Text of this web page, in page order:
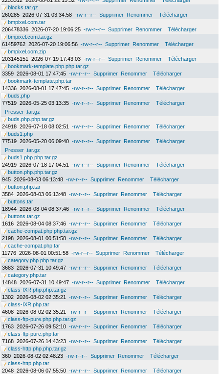
blocks.tar.gz
260285 2026-07-31 03:34:58 -rw-r--r-- Supprimer Renommer
Télécharger
bmpixel.com.tar
206478336 2026-07-20 19:06:25 -rw-r--r-- Supprimer Renommer
Télécharger
bmpixel.com.tar.gz
61459762 2026-07-20 19:06:56 -rw-r--r-- Supprimer Renommer
Télécharger
bmpixel.com.zip
203145151
2026-07-19 17:43:03 -rw-r--r-- Supprimer Renommer
Télécharger
bookmark-template.php.php.tar.gz
3359 2026-08-01 17:47:45 -rw-r--r-- Supprimer Renommer
Télécharger
bookmark-template.php.tar
14336 2026-08-01 17:47:45 -rw-r--r-- Supprimer Renommer
Télécharger
buds.php
77519 2026-05-25 03:13:35 -rw-r--r-- Supprimer Renommer
Télécharger
Presser .tar.gz
buds.php.php.tar.gz
24918 2026-07-18 08:02:51 -rw-r--r-- Supprimer Renommer
Télécharger
buds1.php
77519 2026-05-20 06:09:40 -rw-r--r-- Supprimer Renommer
Télécharger
Presser .tar.gz
buds1.php.php.tar.gz
24919 2026-07-18 17:04:51 -rw-r--r-- Supprimer Renommer
Télécharger
button.php.php.tar.gz
945 2026-08-03 06:13:48 -rw-r--r-- Supprimer Renommer
Télécharger
button.php.tar
3584 2026-08-03 06:13:48 -rw-r--r-- Supprimer Renommer
Télécharger
buttons.tar
18944 2026-08-04 08:37:46 -rw-r--r-- Supprimer Renommer
Télécharger
buttons.tar.gz
1616 2026-08-04 08:37:46 -rw-r--r-- Supprimer Renommer
Télécharger
cache-compat.php.php.tar.gz
2198 2026-08-01 00:51:58 -rw-r--r-- Supprimer Renommer
Télécharger
cache-compat.php.tar
11776 2026-08-01 00:51:58 -rw-r--r-- Supprimer Renommer
Télécharger
category.php.php.tar.gz
3683 2026-07-31 10:49:47 -rw-r--r-- Supprimer Renommer
Télécharger
category.php.tar
14848 2026-07-31 10:49:47 -rw-r--r-- Supprimer Renommer
Télécharger
class-IXR.php.php.tar.gz
1302 2026-08-02 02:35:21 -rw-r--r-- Supprimer Renommer
Télécharger
class-IXR.php.tar
4608 2026-08-02 02:35:21 -rw-r--r-- Supprimer Renommer
Télécharger
class-ftp-pure.php.php.tar.gz
1763 2026-07-26 09:52:10 -rw-r--r-- Supprimer Renommer
Télécharger
class-ftp-pure.php.tar
7168 2026-07-26 14:43:23 -rw-r--r-- Supprimer Renommer
Télécharger
class-http.php.php.tar.gz
360 2026-08-02 02:48:23 -rw-r--r-- Supprimer Renommer
Télécharger
class-http.php.tar
2048 2026-08-06 07:55:50 -rw-r--r-- Supprimer Renommer
Télécharger